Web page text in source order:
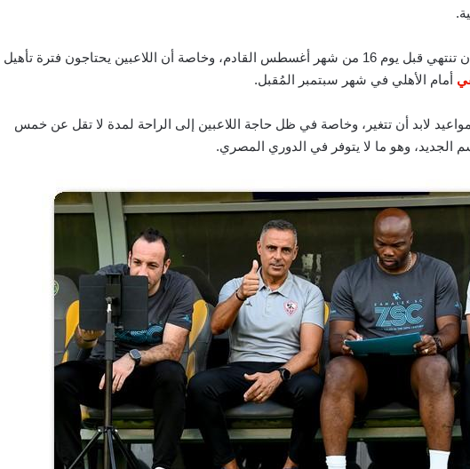
وأشار إلى أن البطولة لابد لها أن تنتهي قبل يوم 16 من شهر أغسطس القادم، وخاصة أن اللاعبين يحتاجون فترة تأهيل
أمام الأهلي في شهر سبتمبر المُقبل.
لابد أن تتغير، وخاصة في ظل حاجة اللاعبين إلى الراحة لمدة لا تقل عن خمس
الجديد، وهو ما لا يتوفر في الدوري المصري.